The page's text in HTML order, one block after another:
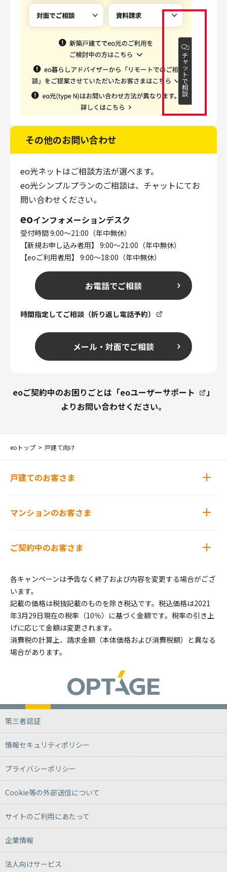
その他のお問い合わせ
eo光ネットはご相談方法が選べます。
eo光シンプルプランのご相談は、チャットにてお
問い合わせください。
eoインフォメーションデスク
受付時間 9:00～21:00（年中無休）
【新規お申し込み者用】 9:00～21:00（年中無休）
【eoご利用者用】 9:00～18:00（年中無休）
お電話でご相談
時間指定してご相談（折り返し電話予約）
メール・対面でご相談
eoご契約中のお困りごとは「eoユーザーサポート
」
よりお問い合わせください。
eoトップ 戸建て向け
戸建てのお客さま
マンションのお客さま
ご契約中のお客さま
各キャンペーンは予告なく終了および内容を変更する場合がござ
います。
記載の価格は税抜記載のものを除き税込です。税込価格は2021
年3月29日現在の税率（10％）に基づく金額です。税率の引き上
げに応じて金額は変更されます。
消費税の計算上、請求金額（本体価格および消費税額）と異なる
場合があります。
第三者認証
情報セキュリティポリシー
プライバシーポリシー
Cookie等の外部送信について
サイトのご利用にあたって
企業情報
法人向けサービス